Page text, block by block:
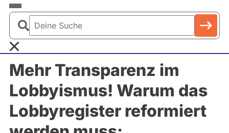
Parlamente
Bundestag
EU-Parlament
Landtage
Baden-Württemberg
Bayern
Berlin
Brandenburg
Deine
Mehr Transparenz im
Lobbyismus! Warum das
Lobbyregister reformiert